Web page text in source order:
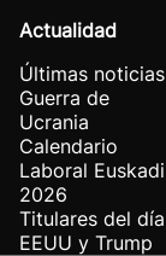
Actualidad
Últimas noticias
Guerra de
Ucrania
Calendario
Laboral Euskadi
2026
Titulares del día
EEUU y Trump